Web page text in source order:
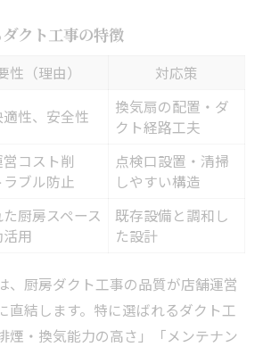
クト工事の特徴
性（理由）
対応策
性、安全性
換気扇の配置・ダ
クト経路工夫
コスト削
ブル防止
点検口設置・清掃
しやすい構造
厨房スペース
用
既存設備と調和し
た設計
、厨房ダクト工事の品質が店舗運営
直結します。特に選ばれるダクト工
煙・換気能力の高さ」「メンテナン